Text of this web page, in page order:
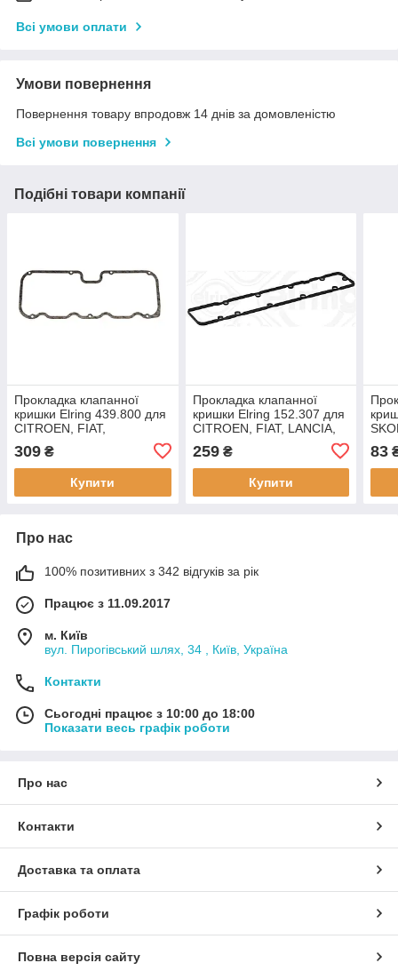
Всі умови оплати
Умови повернення
Повернення товару впродовж 14 днів за домовленістю
Всі умови повернення
Подібні товари компанії
Прокладка клапанної
кришки Elring 439.800 для
CITROEN, FIAT,
309 ₴
Купити
Прокладка клапанної
кришки Elring 152.307 для
CITROEN, FIAT, LANCIA,
259₴
Купити
83
Про нас
100% позитивних з 342 відгуків за рік
Працює з 11.09.2017
м. Київ
вул. Пирогівський шлях, 34 , Київ, Україна
Контакти
Сьогодні працює з 10:00 до 18:00
Показати весь графік роботи
Про нас
Контакти
Доставка та оплата
Графік роботи
Повна версія сайту